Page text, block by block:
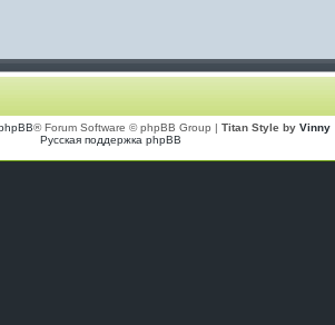
® Forum Software © phpBB Group | Titan Style by Vinny
Русская поддержка phpBB